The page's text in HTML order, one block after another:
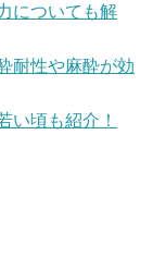
についても解
耐性や麻酔が効
い頃も紹介！